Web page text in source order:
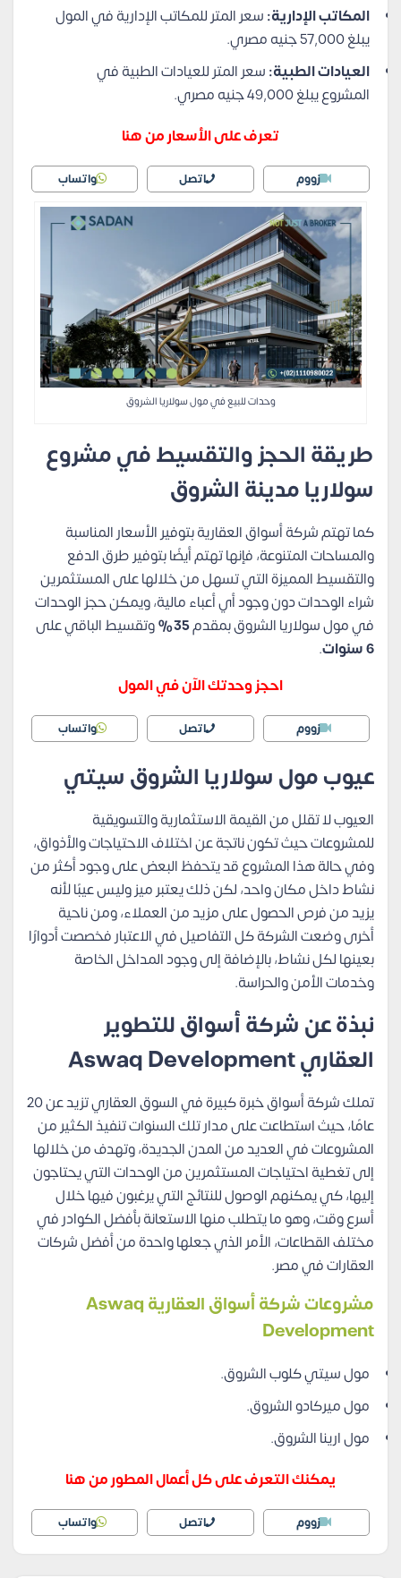
المكاتب الإدارية:سعر المتر للمكاتب الإدارية في المول
يبلغ 57,000 جنيه مصري.
العيادات الطبية:سعر المتر للعيادات الطبية في
المشروع يبلغ 49,000 جنيه مصري.
تعرف على الأسعار من هنا
زووم اتصل واتساب
وحدات للبيع في مول سولاريا الشروق
طريقة الحجز والتقسيط في مشروع
سولاريا مدينة الشروق
كما تهتم شركة أسواق العقارية بتوفير الأسعار المناسبة
والمساحات المتنوعة، فإنها تهتم أيضًا بتوفير طرق الدفع
والتقسيط المميزة التي تسهل من خلالها على المستثمرين
شراء الوحدات دون وجود أي أعباء مالية، ويمكن حجز الوحدات
في مول سولاريا الشروق بمقدم35%
وتقسيط الباقي على
6 سنوات
.
احجز وحدتك الآن في المول
زووم اتصل واتساب
عيوب مول سولاريا الشروق سيتي
العيوب لا تقلل من القيمة الاستثمارية والتسويقية
للمشروعات حيث تكون ناتجة عن اختلاف الاحتياجات والأذواق،
وفي حالة هذا المشروع قد يتحفظ البعض على وجود أكثر من
نشاط داخل مكان واحد، لكن ذلك يعتبر ميز وليس عيبًا لأنه
يزيد من فرص الحصول على مزيد من العملاء، ومن ناحية
أخرى وضعت الشركة كل التفاصيل في الاعتبار فخصصت أدوارًا
بعينها لكل نشاط، بالإضافة إلى وجود المداخل الخاصة
وخدمات الأمن والحراسة.
نبذة عن شركة أسواق للتطوير
العقاري Aswaq Development
تملك شركة أسواق خبرة كبيرة في السوق العقاري تزيد عن 20
عامًا، حيث استطاعت على مدار تلك السنوات تنفيذ الكثير من
المشروعات في العديد من المدن الجديدة، وتهدف من خلالها
إلى تغطية احتياجات المستثمرين من الوحدات التي يحتاجون
إليها، كي يمكنهم الوصول للنتائج التي يرغبون فيها خلال
أسرع وقت، وهو ما يتطلب منها الاستعانة بأفضل الكوادر في
مختلف القطاعات، الأمر الذي جعلها واحدة من أفضل شركات
العقارات في مصر.
مشروعات شركة أسواق العقارية Aswaq
Development
مول سيتي كلوب الشروق.
مول ميركادو الشروق.
مول ارينا الشروق.
يمكنك التعرف على كل أعمال المطور من هنا
زووم اتصل واتساب